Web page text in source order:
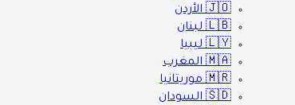
🇯🇴 الأردن
🇱🇧 لبنان
🇱🇾 ليبيا
🇲🇦 المغرب
🇲🇷 موريتانيا
🇸🇩 السودان